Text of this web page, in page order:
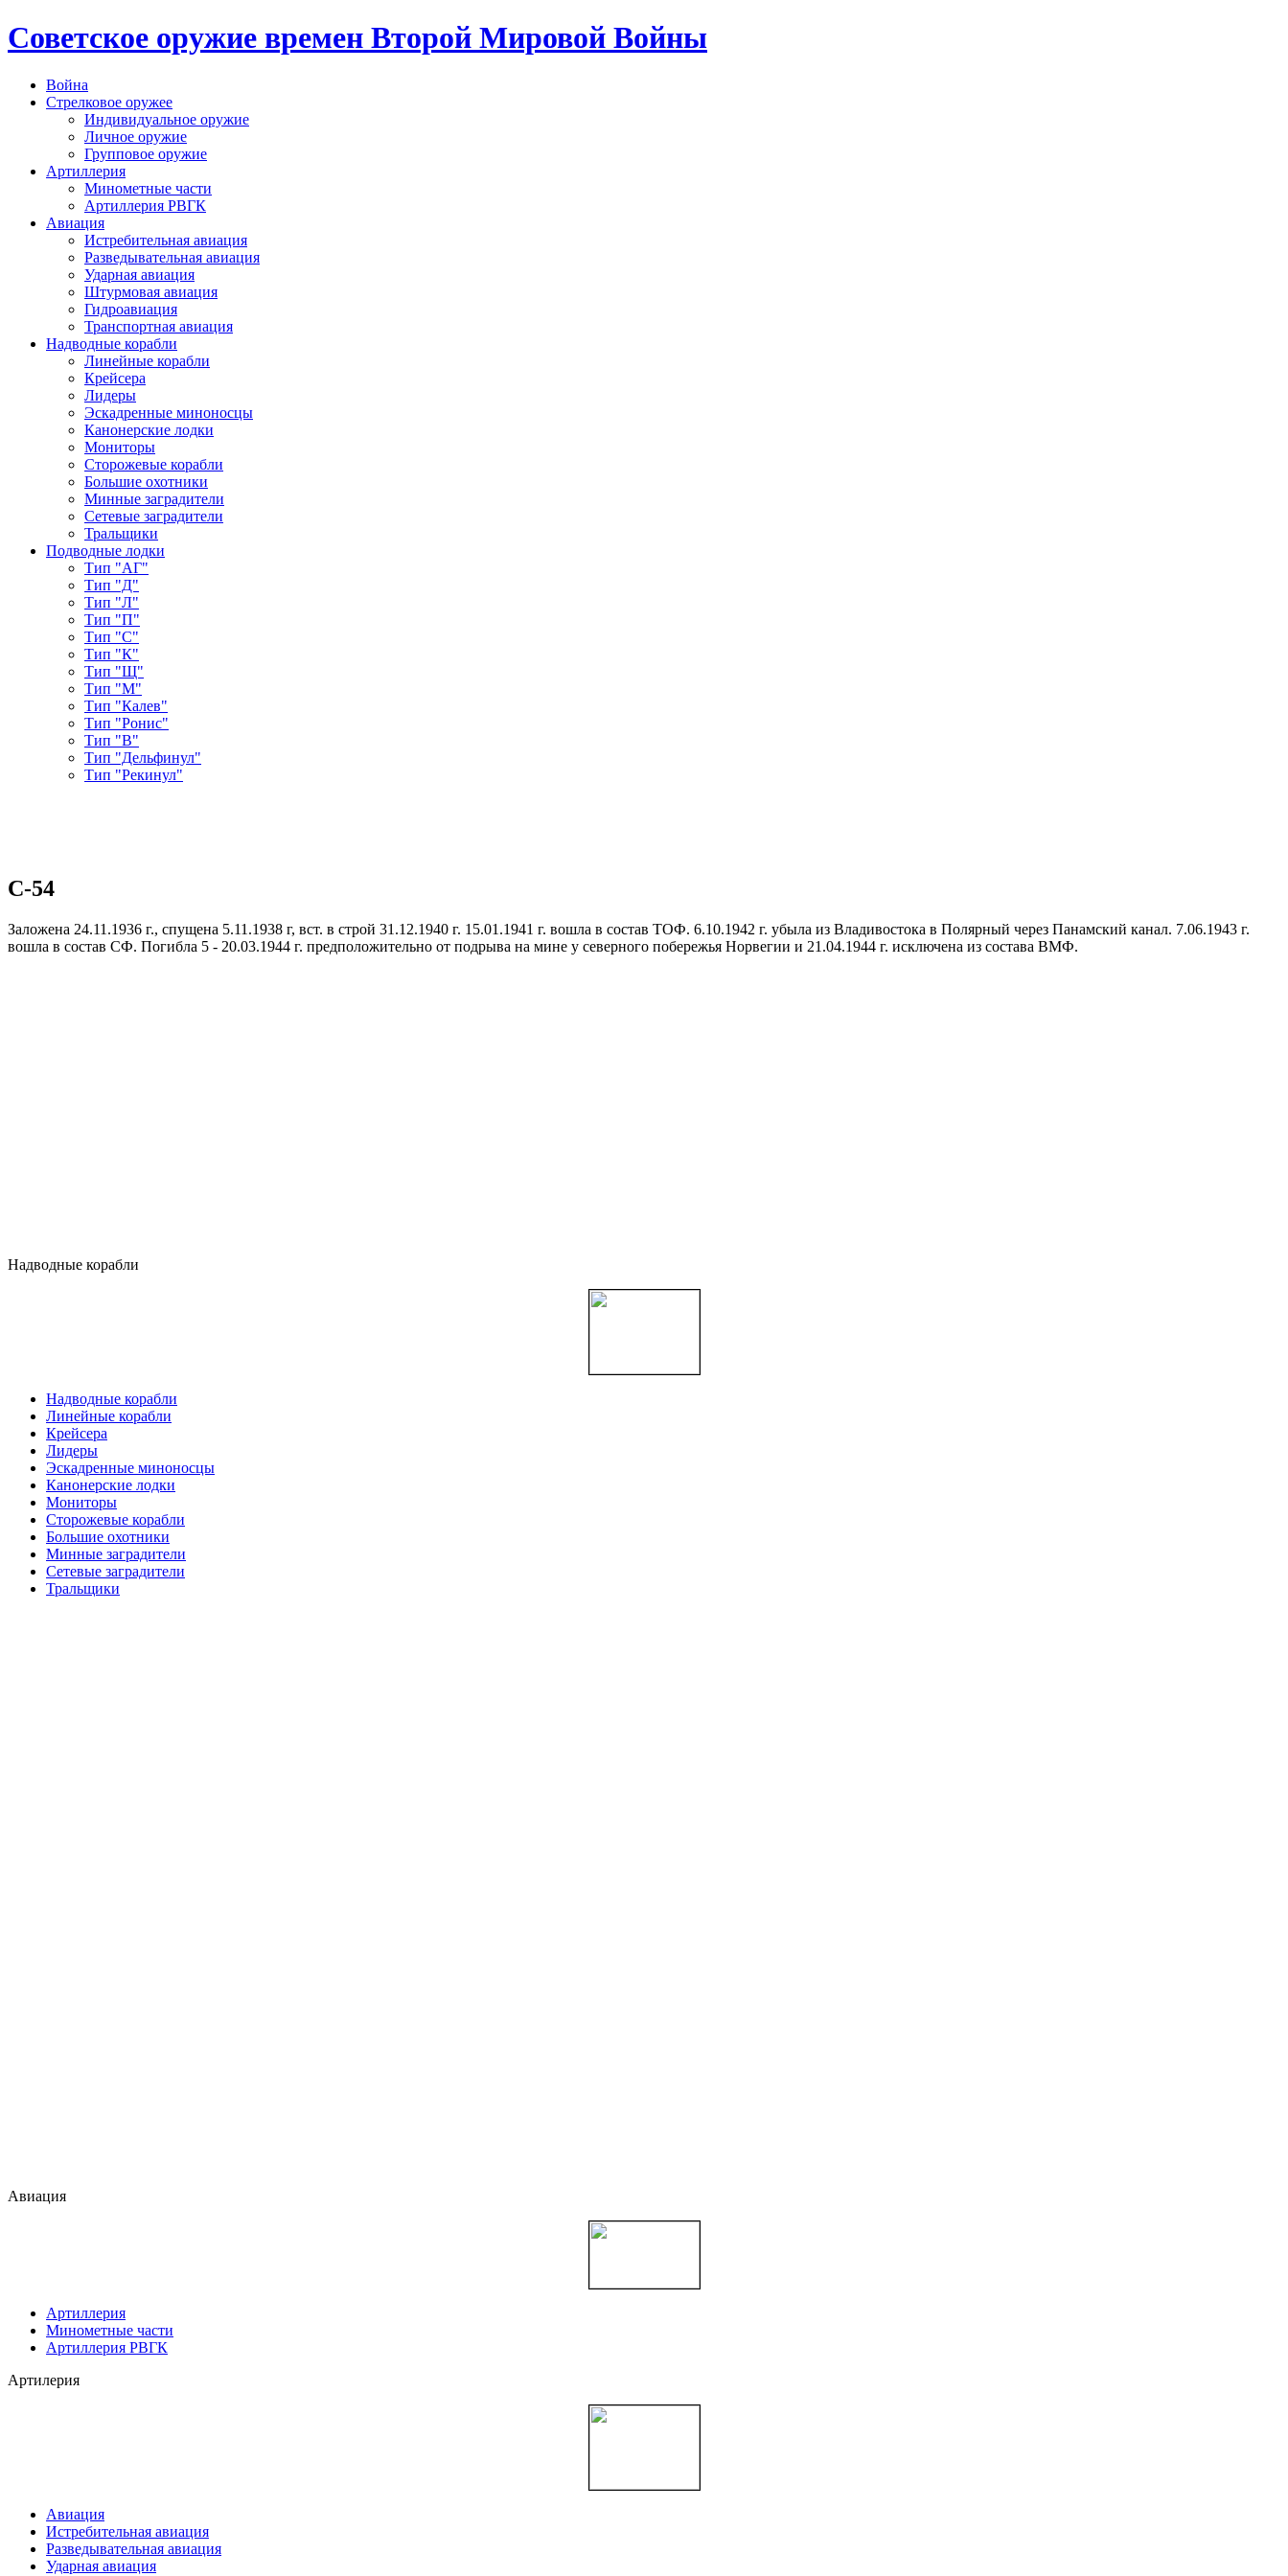
Cоветское оружие времен Второй Мировой Войны
Война
Стрелковое оружее
Индивидуальное оружие
Личное оружие
Групповое оружие
Артиллерия
Минометные части
Артиллерия РВГК
Авиация
Истребительная авиация
Разведывательная авиация
Ударная авиация
Штурмовая авиация
Гидроавиация
Транспортная авиация
Надводные корабли
Линейные корабли
Крейсера
Лидеры
Эскадренные миноносцы
Канонерские лодки
Мониторы
Сторожевые корабли
Большие охотники
Минные заградители
Сетевые заградители
Тральщики
Подводные лодки
Тип "АГ"
Тип "Д"
Тип "Л"
Тип "П"
Тип "С"
Тип "К"
Тип "Щ"
Тип "М"
Тип "Калев"
Тип "Ронис"
Тип "В"
Тип "Дельфинул"
Тип "Рекинул"
С-54
Заложена 24.11.1936 г., спущена 5.11.1938 г, вст. в строй 31.12.1940 г. 15.01.1941 г. вошла в состав ТОФ. 6.10.1942 г. убыла из Владивостока в Полярный через Панамский канал. 7.06.1943 г.
вошла в состав СФ. Погибла 5 - 20.03.1944 г. предположительно от подрыва на мине у северного побережья Норвегии и 21.04.1944 г. исключена из состава ВМФ.
Надводные корабли
Надводные корабли
Линейные корабли
Крейсера
Лидеры
Эскадренные миноносцы
Канонерские лодки
Мониторы
Сторожевые корабли
Большие охотники
Минные заградители
Сетевые заградители
Тральщики
Авиация
Артиллерия
Минометные части
Артиллерия РВГК
Артилерия
Авиация
Истребительная авиация
Разведывательная авиация
Ударная авиация